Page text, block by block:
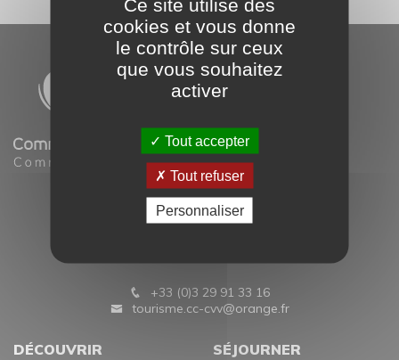
Office de Tourisme
Commercy-Void-Vaucouleurs
+33 (0)3 29 91 33 16
tourisme.cc-cvv@orange.fr
DÉCOUVRIR SÉJOURNER
Ce site utilise des
cookies et vous donne
le contrôle sur ceux
que vous souhaitez
activer
Tout accepter
Tout refuser
Personnaliser